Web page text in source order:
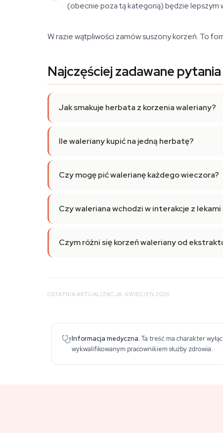
(obecnie poza tą kategorią) będzie lepszym
W razie wątpliwości zamów suszony korzeń. To
Najczęściej zadawane pytania
Jak smakuje herbata z korzenia waleriany?
Ile waleriany kupić na jedną herbatę?
Czy mogę pić walerianę każdego wieczora?
Czy waleriana wchodzi w interakcje z lekami
Czym różni się korzeń waleriany od
OSTATNIA AKTUALIZACJA: KWIECIEŃ 2026
Informacja medyczna. Ta treść ma charakter
wykwalifikowanym pracownikiem służby zdrowia.